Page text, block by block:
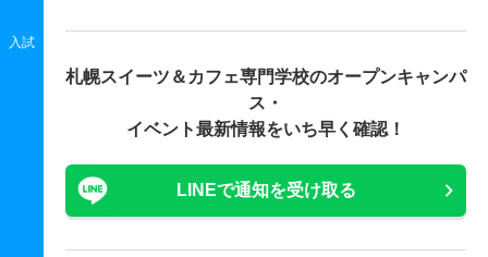
入試
札幌スイーツ＆カフェ専門学校のオープンキャンパ
ス・
イベント最新情報をいち早く確認！
LINEで通知を受け取る